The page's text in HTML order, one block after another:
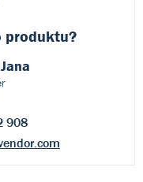
produktu?
908